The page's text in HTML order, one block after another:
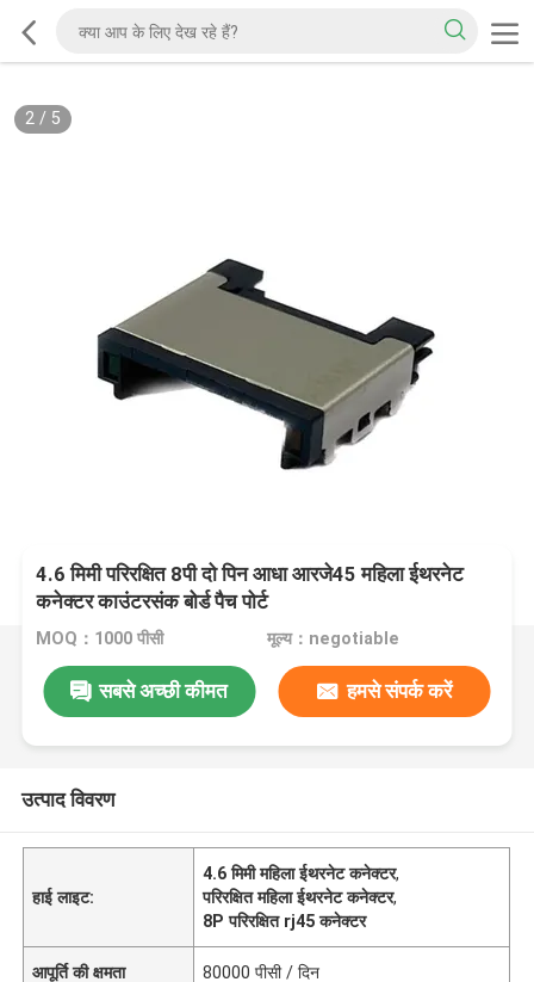
2/ 5
4.6 मिमी परिरक्षित 8पी दो पिन आधा आरजे45 महिला ईथरनेट
कनेक्टर काउंटरसंक बोर्ड पैच पोर्ट
MOQ：1000 पीसी मूल्य：negotiable
सबसे अच्छी कीमत हमसे संपर्क करें
उत्पाद विवरण
हाई लाइट:
4.6 मिमी महिला ईथरनेट कनेक्टर,
परिरक्षित महिला ईथरनेट कनेक्टर,
8P परिरक्षित rj45 कनेक्टर
आपूर्ति की क्षमता 80000 पीसी / दिन